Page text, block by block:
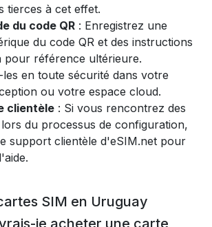
tierces à cet effet.
du code QR : Enregistrez une
du code QR et des instructions
pour référence ultérieure.
en toute sécurité dans votre
ou votre espace cloud.
clientèle : Si vous rencontrez des
du processus de configuration,
support clientèle d'eSIM.net pour
SIM en Uruguay
je acheter une carte